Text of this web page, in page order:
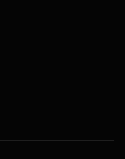
GEMACHT